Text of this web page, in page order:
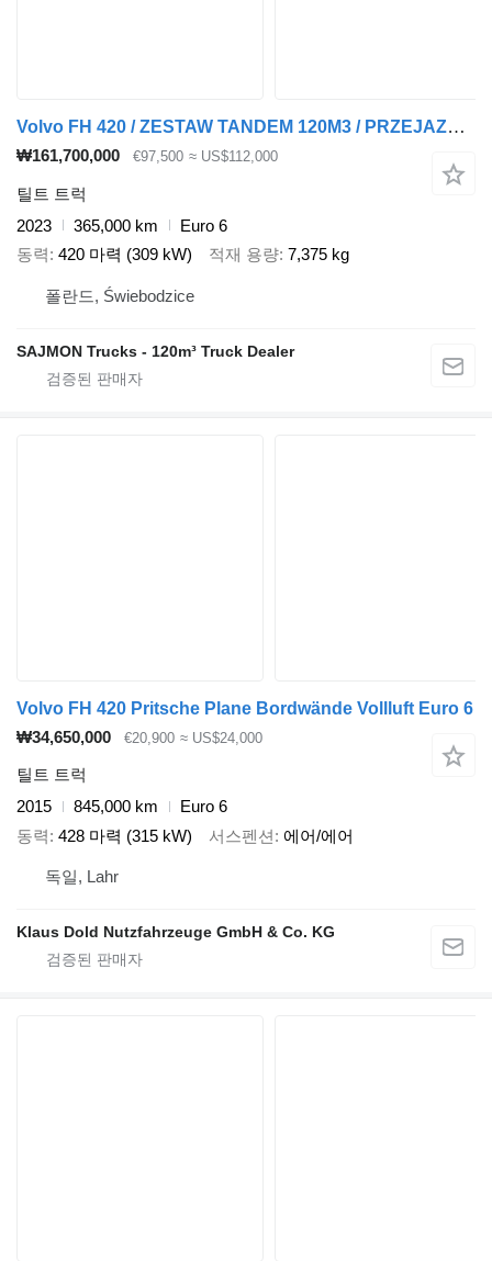
Volvo FH 420 / ZESTAW TANDEM 120M3 / PRZEJAZDOWY / 7,75 M + 7,75 M / S + 틸트 트레일러
₩161,700,000 €97,500 ≈ US$112,000
틸트 트럭
2023
365,000 km
Euro 6
동력 420 마력 (309 kW) 적재 용량 7,375 kg
폴란드, Świebodzice
SAJMON Trucks - 120m³ Truck Dealer
Volvo FH 420 Pritsche Plane Bordwände Vollluft Euro 6
₩34,650,000
€20,900 ≈ US$24,000
틸트 트럭
2015
845,000 km
Euro 6
동력 428 마력 (315 kW) 서스펜션 에어/에어
독일, Lahr
Klaus Dold Nutzfahrzeuge GmbH & Co. KG